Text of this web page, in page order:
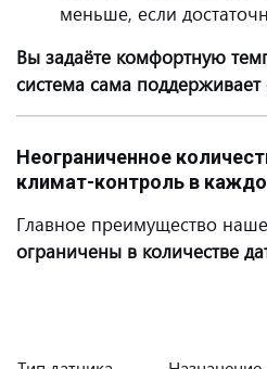
меньше, если
Вы задаёте комфортную
система сама поддерживает
Неограниченное
климат-контроль в
Главное преимущество
ограничены в количестве